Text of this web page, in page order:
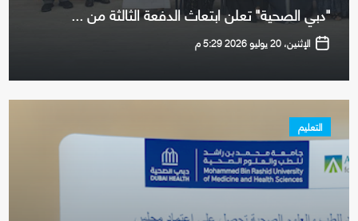
"دبي الصحية" تعلن ابتعاث الدفعة الثالثة من ...
الإثنين، 20 يوليو 2026 5:29 م
التعليم